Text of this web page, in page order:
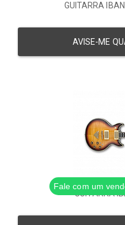
GUITARRA
AVISE-ME
GUITARRA
Fale com um